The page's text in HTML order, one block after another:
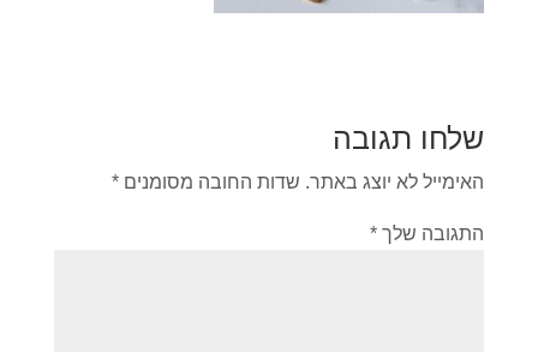
שלחו תגובה
האימייל לא יוצג באתר. שדות החובה מסומנים *
התגובה שלך *